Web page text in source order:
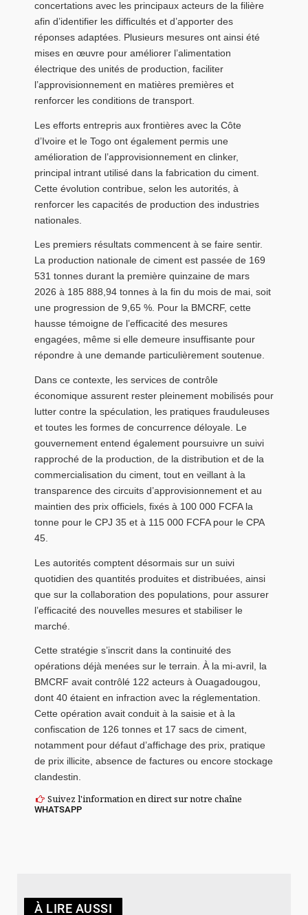
concertations avec les principaux acteurs de la filière
afin d’identifier les difficultés et d’apporter des
réponses adaptées. Plusieurs mesures ont ainsi été
mises en œuvre pour améliorer l’alimentation
électrique des unités de production, faciliter
l’approvisionnement en matières premières et
renforcer les conditions de transport.
Les efforts entrepris aux frontières avec la Côte
d’Ivoire et le Togo ont également permis une
amélioration de l’approvisionnement en clinker,
principal intrant utilisé dans la fabrication du ciment.
Cette évolution contribue, selon les autorités, à
renforcer les capacités de production des industries
nationales.
Les premiers résultats commencent à se faire sentir.
La production nationale de ciment est passée de 169
531 tonnes durant la première quinzaine de mars
2026 à 185 888,94 tonnes à la fin du mois de mai, soit
une progression de 9,65 %. Pour la BMCRF, cette
hausse témoigne de l’efficacité des mesures
engagées, même si elle demeure insuffisante pour
répondre à une demande particulièrement soutenue.
Dans ce contexte, les services de contrôle
économique assurent rester pleinement mobilisés pour
lutter contre la spéculation, les pratiques frauduleuses
et toutes les formes de concurrence déloyale. Le
gouvernement entend également poursuivre un suivi
rapproché de la production, de la distribution et de la
commercialisation du ciment, tout en veillant à la
transparence des circuits d’approvisionnement et au
maintien des prix officiels, fixés à 100 000 FCFA la
tonne pour le CPJ 35 et à 115 000 FCFA pour le CPA
45.
Les autorités comptent désormais sur un suivi
quotidien des quantités produites et distribuées, ainsi
que sur la collaboration des populations, pour assurer
l’efficacité des nouvelles mesures et stabiliser le
marché.
Cette stratégie s’inscrit dans la continuité des
opérations déjà menées sur le terrain. À la mi-avril, la
BMCRF avait contrôlé 122 acteurs à Ouagadougou,
dont 40 étaient en infraction avec la réglementation.
Cette opération avait conduit à la saisie et à la
confiscation de 126 tonnes et 17 sacs de ciment,
notamment pour défaut d’affichage des prix, pratique
de prix illicite, absence de factures ou encore stockage
clandestin.
Suivez l'information en direct sur notre chaîne
WHATSAPP
À LIRE AUSSI